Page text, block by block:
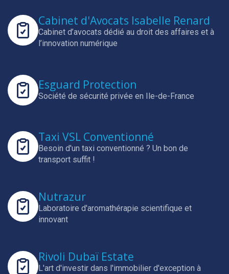
Cabinet d'Avocats Isabelle Renard
Cabinet d’avocats dédié au droit des affaires et à
l’innovation numérique
Esguard Protection
Société de sécurité privée en Ile-de-France
Taxi VSL Conventionné
Besoin d'un taxi conventionné ? Un bon de
transport suffit !
Nutrazur
Laboratoire d'aromathérapie scientifique et
innovant
Rivoli Dubaï Estate
L'art d'investir dans l'immobilier d'exception à